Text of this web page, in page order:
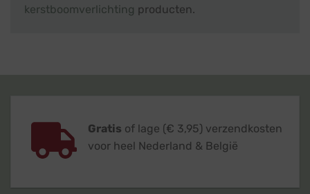
kerstboomverlichting producten.
Gratis of lage (€ 3,95) verzendkosten
voor heel Nederland & België